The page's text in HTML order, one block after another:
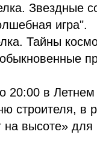
Звездные
игра".
Тайны
в Летнем
строителя, в
на высоте» для